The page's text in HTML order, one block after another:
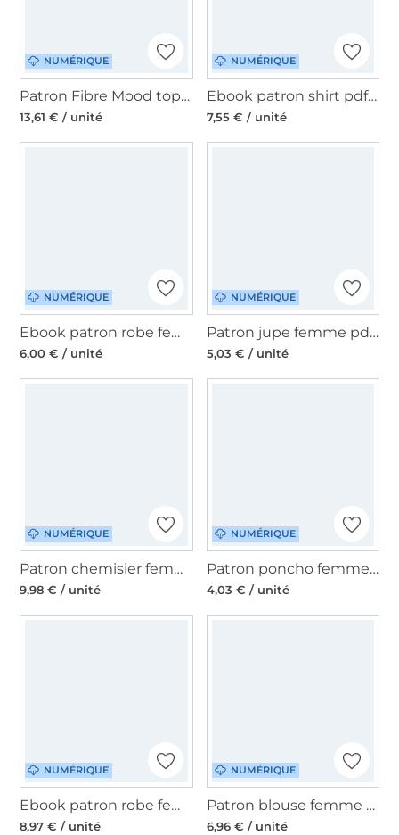
NUMÉRIQUE
Patron Fibre Mood top femme pdf Elinor, en français
13,61 € / unité
NUMÉRIQUE
Ebook patron shirt pdf femme Luna Schnitte4Friends, en allemand
7,55 € / unité
NUMÉRIQUE
Ebook patron robe femme pdf Evelon My Image S1304, en français
6,00 € / unité
NUMÉRIQUE
Patron jupe femme pdf Marlow Sew Simple, en allemand
5,03 € / unité
NUMÉRIQUE
Patron chemisier femme pdf Carla La Bavarese, en allemand
9,98 € / unité
NUMÉRIQUE
Patron poncho femme pdf Amalia Malomi, en français
4,03 € / unité
NUMÉRIQUE
Ebook patron robe femme Joslyn Moeve.Design, en allemand
8,97 € / unité
NUMÉRIQUE
Patron blouse femme pdf Peony Sew4Me, en allemand
6,96 € / unité